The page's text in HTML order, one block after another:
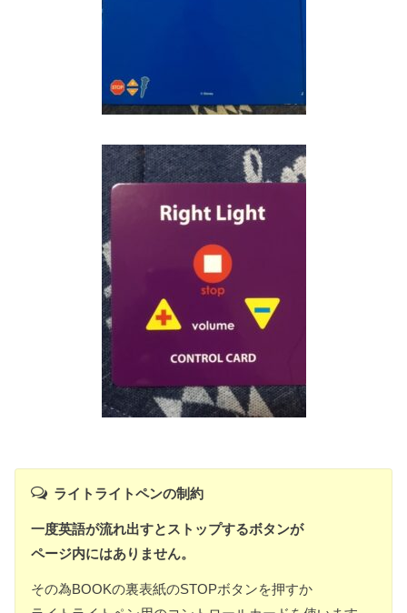
ライトライトペンの制約
一度英語が流れ出すとストップするボタンが
ページ内にはありません。
その為BOOKの裏表紙のSTOPボタンを押すか